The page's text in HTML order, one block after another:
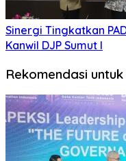
Sinergi Tingkatkan
Kanwil DJP Sumut I
Rekomendasi